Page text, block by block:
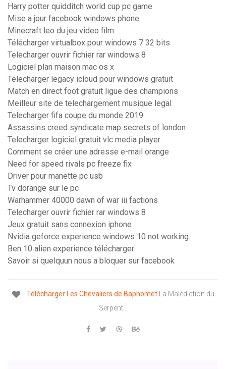
Harry potter quidditch world cup pc game
Mise a jour facebook windows phone
Minecraft leo du jeu video film
Télécharger virtualbox pour windows 7 32 bits
Telecharger ouvrir fichier rar windows 8
Logiciel plan maison mac os x
Telecharger legacy icloud pour windows gratuit
Match en direct foot gratuit ligue des champions
Meilleur site de telechargement musique legal
Telecharger fifa coupe du monde 2019
Assassins creed syndicate map secrets of london
Telecharger logiciel gratuit vlc media player
Comment se créer une adresse e-mail orange
Need for speed rivals pc freeze fix
Driver pour manette pc usb
Tv dorange sur le pc
Warhammer 40000 dawn of war iii factions
Telecharger ouvrir fichier rar windows 8
Jeux gratuit sans connexion iphone
Nvidia geforce experience windows 10 not working
Ben 10 alien experience télécharger
Savoir si quelquun nous a bloquer sur facebook
Télécharger Les Chevaliers de BaphometLa Malédiction du
Serpent...